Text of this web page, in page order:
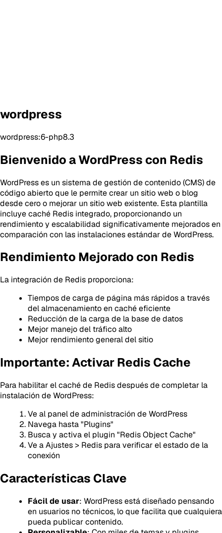
wordpress
wordpress:6-php8.3
Bienvenido a WordPress con Redis
WordPress es un sistema de gestión de contenido (CMS) de
código abierto que le permite crear un sitio web o blog
desde cero o mejorar un sitio web existente. Esta plantilla
incluye caché Redis integrado, proporcionando un
rendimiento y escalabilidad significativamente mejorados en
comparación con las instalaciones estándar de WordPress.
Rendimiento Mejorado con Redis
La integración de Redis proporciona:
Tiempos de carga de página más rápidos a través
del almacenamiento en caché eficiente
Reducción de la carga de la base de datos
Mejor manejo del tráfico alto
Mejor rendimiento general del sitio
Importante: Activar Redis Cache
Para habilitar el caché de Redis después de completar la
instalación de WordPress:
Ve al panel de administración de WordPress
Navega hasta "Plugins"
Busca y activa el plugin "Redis Object Cache"
Ve a Ajustes > Redis para verificar el estado de la
conexión
Características Clave
Fácil de usar: WordPress está diseñado pensando
en usuarios no técnicos, lo que facilita que cualquiera
pueda publicar contenido.